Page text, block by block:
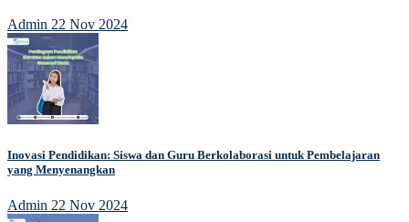
Admin 22 Nov 2024
Inovasi Pendidikan: Siswa dan Guru Berkolaborasi untuk Pembelajaran
yang Menyenangkan
Admin 22 Nov 2024